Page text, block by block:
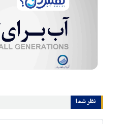
نظر شما